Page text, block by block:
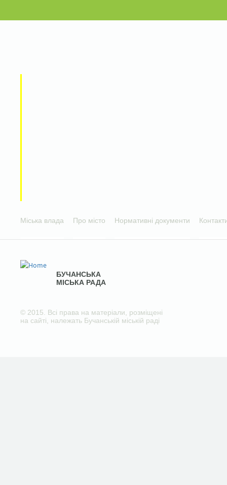
Міська влада Про місто Нормативні документи
БУЧАНСЬКА
МІСЬКА РАДА
© 2015. Всі права на матеріали, розміщені
на сайті, належать Бучанській міській раді